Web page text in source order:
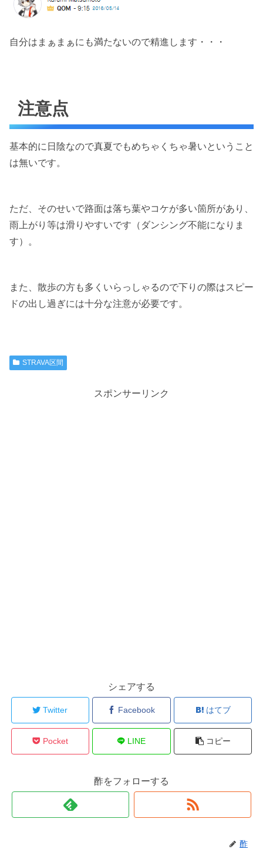
自分はまぁまぁにも満たないので精進します・・・
注意点
基本的に日陰なので真夏でもめちゃくちゃ暑いということ
は無いです。
ただ、そのせいで路面は落ち葉やコケが多い箇所があり、
雨上がり等は滑りやすいです（ダンシング不能になりま
す）。
また、散歩の方も多くいらっしゃるので下りの際はスピー
ドの出し過ぎには十分な注意が必要です。
STRAVA区間
スポンサーリンク
シェアする
Twitter Facebook はてブ
Pocket LINE コピー
酢をフォローする
酢